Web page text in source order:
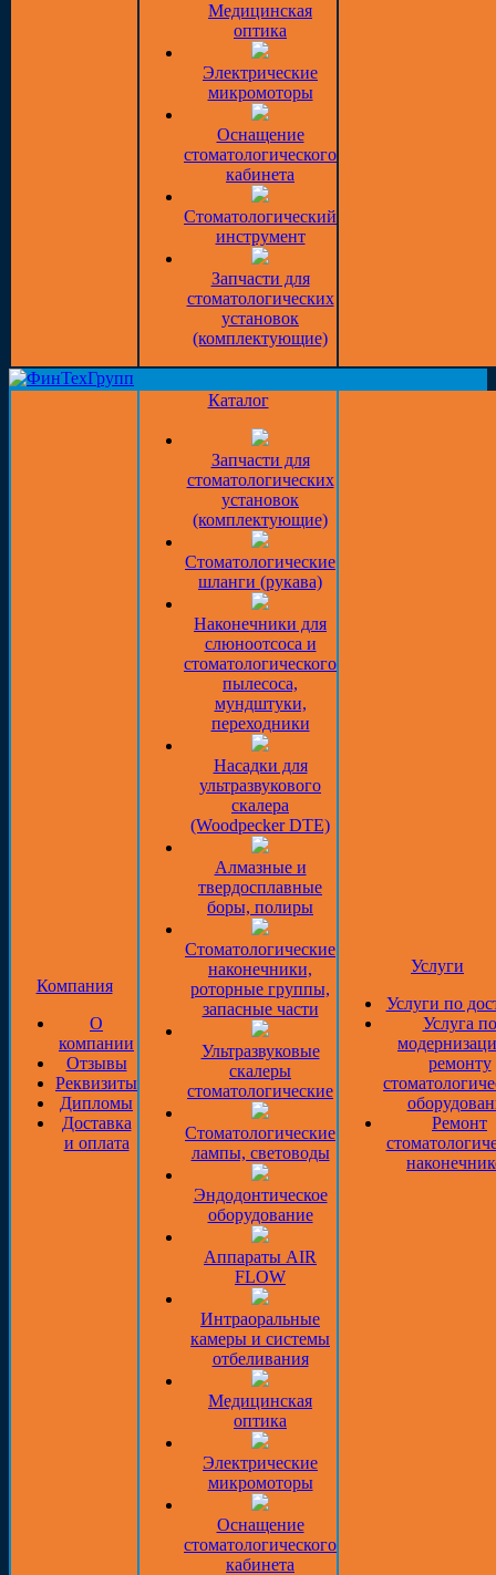
Медицинская
оптика
Электрические
микромоторы
Оснащение
стоматологического
кабинета
Стоматологический
инструмент
Запчасти для
стоматологических
установок
(комплектующие)
Компания
О
компании
Отзывы
Реквизиты
Дипломы
Доставка
и оплата
Каталог
Запчасти для
стоматологических
установок
(комплектующие)
Стоматологические
шланги (рукава)
Наконечники для
слюноотсоса и
стоматологического
пылесоса,
мундштуки,
переходники
Насадки для
ультразвукового
скалера
(Woodpecker DTE)
Алмазные и
твердосплавные
боры, полиры
Стоматологические
наконечники,
роторные группы,
запасные части
Ультразвуковые
скалеры
стоматологические
Стоматологические
лампы, световоды
Эндодонтическое
оборудование
Аппараты AIR
FLOW
Интраоральные
камеры и системы
отбеливания
Медицинская
оптика
Электрические
микромоторы
Оснащение
стоматологического
кабинета
Услуги
Услуги по
Услуга по
ремонту
Ремонт